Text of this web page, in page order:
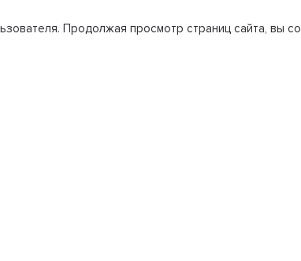
Продолжая просмотр страниц сайта, вы